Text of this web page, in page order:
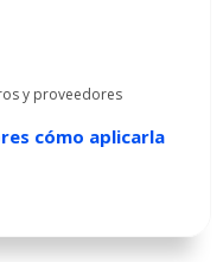
y proveedores
cómo aplicarla